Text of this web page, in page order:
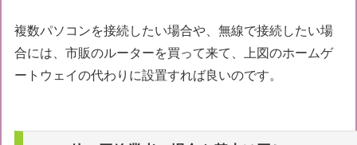
複数パソコンを接続したい場合や、無線で接続したい場
合には、市販のルーターを買って来て、上図のホームゲ
ートウェイの代わりに設置すれば良いのです。